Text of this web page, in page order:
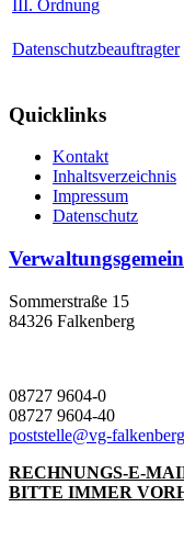
III. Ordnung
Datenschutzbeauftragter
Quicklinks
Kontakt
Inhaltsverzeichnis
Impressum
Datenschutz
Sommerstraße 15
84326 Falkenberg
08727 9604-0
08727 9604-40
poststelle@vg-
RECHNUNGS-E-
BITTE IMMER